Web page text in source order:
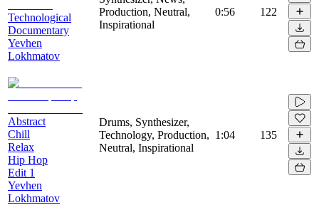
Technological
Documentary
Yevhen
Lokhmatov
Production, Neutral,
Inspirational
0:56 122
Abstract
Chill
Relax
Hip Hop
Edit 1
Yevhen
Lokhmatov
Drums, Synthesizer,
Technology, Production,
Neutral, Inspirational
1:04 135